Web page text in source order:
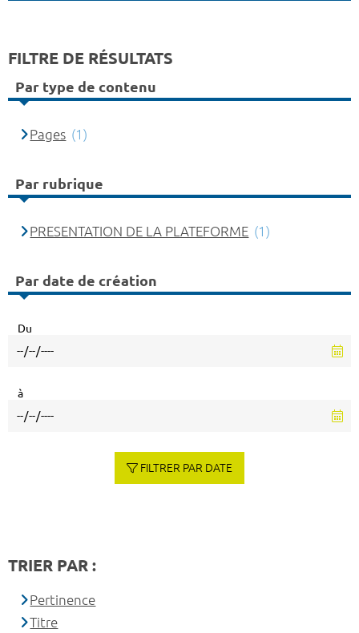
FILTRE DE RÉSULTATS
Par type de contenu
Pages (1)
Par rubrique
PRESENTATION DE LA PLATEFORME (1)
Par date de création
Du
à
FILTRER PAR DATE
TRIER PAR :
Pertinence
Titre